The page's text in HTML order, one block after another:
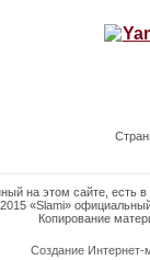
на этом сайте,
«Slami»
Копирование
Создание Интернет-